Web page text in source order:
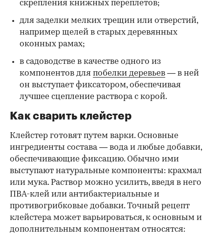
скрепления книжных переплетов;
для заделки мелких трещин или отверстий,
например щелей в старых деревянных
оконных рамах;
в садоводстве в качестве одного из
компонентов для побелки деревьев — в ней
он выступает фиксатором, обеспечивая
лучшее сцепление раствора с корой.
Как сварить клейстер
Клейстер готовят путем варки. Основные
ингредиенты состава — вода и любые добавки,
обеспечивающие фиксацию. Обычно ими
выступают натуральные компоненты: крахмал
или мука. Раствор можно усилить, введя в него
ПВА-клей или антибактериальные и
противогрибковые добавки. Точный рецепт
клейстера может варьироваться, к основным и
дополнительным компонентам относятся: